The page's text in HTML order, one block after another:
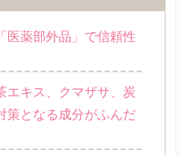
医薬部外品」で信頼性
エキス、クマザサ、炭
策となる成分がふんだ